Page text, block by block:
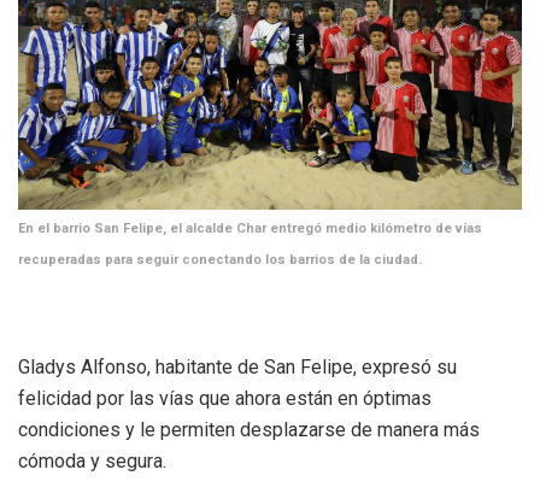
En el barrio San Felipe, el alcalde Char entregó medio kilómetro de vías
recuperadas para seguir conectando los barrios de la ciudad.
Gladys Alfonso, habitante de San Felipe, expresó su
felicidad por las vías que ahora están en óptimas
condiciones y le permiten desplazarse de manera más
cómoda y segura.